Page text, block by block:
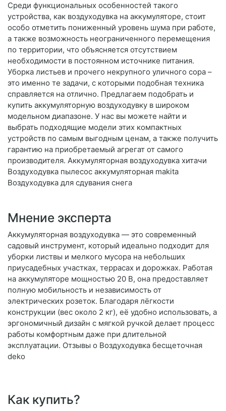
Среди функциональных особенностей такого
устройства, как воздуходувка на аккумуляторе, стоит
особо отметить пониженный уровень шума при работе,
а также возможность неограниченного перемещения
по территории, что объясняется отсутствием
необходимости в постоянном источнике питания.
Уборка листьев и прочего некрупного уличного сора –
это именно те задачи, с которыми подобная техника
справляется на отлично. Предлагаем подобрать и
купить аккумуляторную воздуходувку в широком
модельном диапазоне. У нас вы можете найти и
выбрать подходящие модели этих компактных
устройств по самым выгодным ценам, а также получить
гарантию на приобретаемый агрегат от самого
производителя. Аккумуляторная воздуходувка хитачи
Воздуходувка пылесос аккумуляторная makita
Воздуходувка для сдувания снега
Мнение эксперта
Аккумуляторная воздуходувка — это современный
садовый инструмент, который идеально подходит для
уборки листвы и мелкого мусора на небольших
приусадебных участках, террасах и дорожках. Работая
на аккумуляторе мощностью 20 В, она предоставляет
полную мобильность и независимость от
электрических розеток. Благодаря лёгкости
конструкции (вес около 2 кг), её удобно использовать, а
эргономичный дизайн с мягкой ручкой делает процесс
работы комфортным даже при длительной
эксплуатации. Отзывы о Воздуходувка бесщеточная
deko
Как купить?